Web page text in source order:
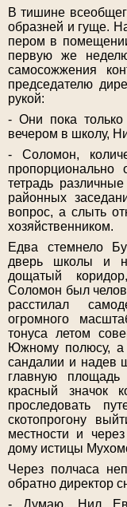
В тишине
образней и гуще.
пером в
первую же
самосожжения
председателю
рукой:
- Они пока
вечером в школу,
- Соломон,
тетрадь
районных
вопрос, а слыть
хозяйственником.
Едва стемнело
дверь школы и
дощатый
Соломон был
расстилал
огромного
тонуса летом
Южному полюсу, а
сандалии и надев
главную
красный значок
проследовать
скотопрогону
местности и
дому истицы
Через полчаса
обратно директор